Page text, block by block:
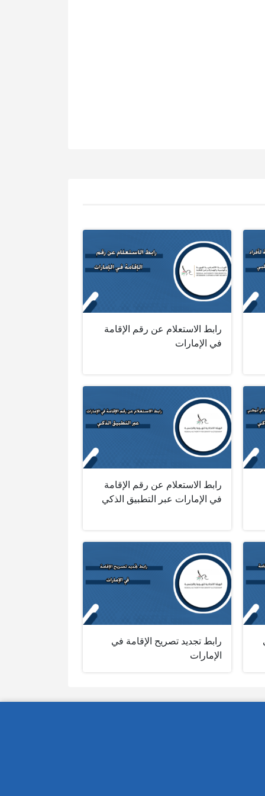
رابط الاستعلام عن رقم الإقامة
في الإمارات
رابط الاستعلام عن رقم الإقامة
في الإمارات عبر التطبيق الذكي
رابط تجديد تصريح الإقامة في
الإمارات